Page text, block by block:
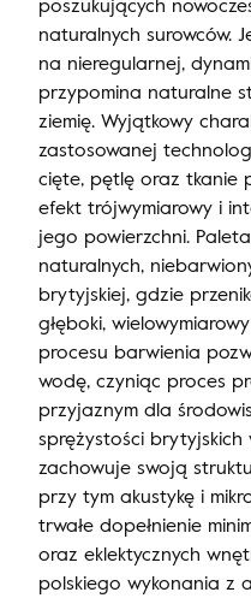
naturalnych surowców.
na nieregularnej,
przypomina naturalne
ziemię. Wyjątkowy
zastosowanej
cięte, pętlę oraz tkanie
efekt trójwymiarowy i
jego powierzchni.
naturalnych,
brytyjskiej, gdzie
głęboki,
procesu barwienia
wodę, czyniąc proces
przyjaznym dla
sprężystości brytyjskich
zachowuje swoją
przy tym akustykę i
trwałe dopełnienie
oraz eklektycznych
polskiego wykonania z